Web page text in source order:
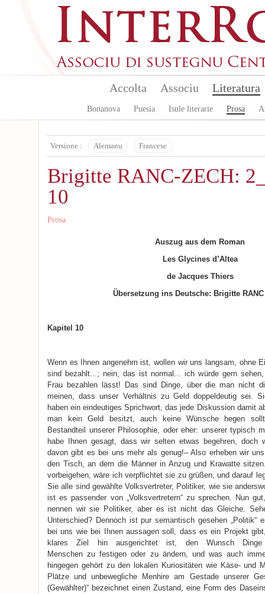
Accolta Associu Literatura
Bonanova Puesia Isule literarie Prosa
Versione : Alemanu Francese
Brigitte RANC-ZECH:
10
Prosa
Auszug aus dem Roman
Les Glycines d’Altea
de Jacques Thiers
Übersetzung ins Deutsche: Brigitte
Kapitel 10
Wenn es Ihnen angenehm ist, wollen wir uns langsam, ohne
sind bezahlt...; nein, das ist normal... ich würde gern
Frau bezahlen lässt! Das sind Dinge, über die man nicht
meinen, dass unser Verhältnis zu Geld doppeldeutig sei.
haben ein eindeutiges Sprichwort, das jede Diskussion damit
man kein Geld besitzt, auch keine Wünsche hegen
Bestandteil unserer Philosophie, oder eher: unserer typisch
habe Ihnen gesagt, dass wir selten etwas begehren, doch
davon gibt es bei uns mehr als genug!– Also erheben wir
den Tisch, an dem die Männer in Anzug und Krawatte
vorbeigehen, wäre ich verpflichtet sie zu grüßen, und darauf
Sie alle sind gewählte Volksvertreter, Politiker, wie sie
ist es passender von „Volksvertretern“ zu sprechen. Nun
nennen wir sie Politiker, aber es ist nicht das Gleiche.
Unterschied? Dennoch ist pur semantisch gesehen „Politik“
bei uns wie bei Ihnen aussagen soll, dass es ein Projekt
klares Ziel hin ausgerichtet ist, den Wunsch
Menschen zu festigen oder zu ändern, und was auch
hingegen gehört zu den lokalen Kuriositäten wie Käse- und
Plätze und unbewegliche Menhire am Gestade unserer
(Gewählter)“ bezeichnet einen Zustand, eine Form des